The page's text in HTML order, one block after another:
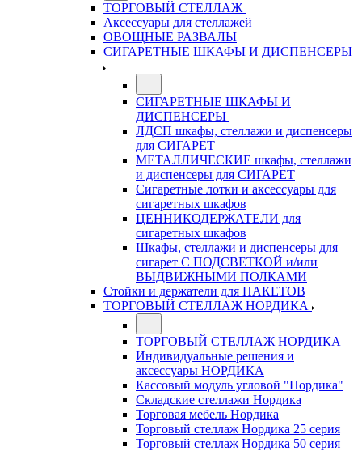
ТОРГОВЫЙ СТЕЛЛАЖ
Аксессуары для стеллажей
ОВОЩНЫЕ РАЗВАЛЫ
СИГАРЕТНЫЕ ШКАФЫ И ДИСПЕНСЕРЫ
СИГАРЕТНЫЕ ШКАФЫ И
ДИСПЕНСЕРЫ
ЛДСП шкафы, стеллажи и диспенсеры
для СИГАРЕТ
МЕТАЛЛИЧЕСКИЕ шкафы, стеллажи
и диспенсеры для СИГАРЕТ
Сигаретные лотки и аксессуары для
сигаретных шкафов
ЦЕННИКОДЕРЖАТЕЛИ для
сигаретных шкафов
Шкафы, стеллажи и диспенсеры для
сигарет С ПОДСВЕТКОЙ и/или
ВЫДВИЖНЫМИ ПОЛКАМИ
Стойки и держатели для ПАКЕТОВ
ТОРГОВЫЙ СТЕЛЛАЖ НОРДИКА
ТОРГОВЫЙ СТЕЛЛАЖ НОРДИКА
Индивидуальные решения и
аксессуары НОРДИКА
Кассовый модуль угловой "Нордика"
Складские стеллажи Нордика
Торговая мебель Нордика
Торговый стеллаж Нордика 25 серия
Торговый стеллаж Нордика 50 серия